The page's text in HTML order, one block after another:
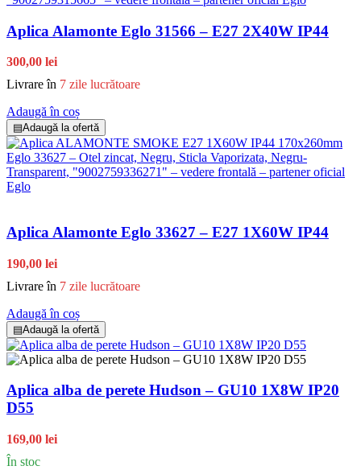
Aplica Alamonte Eglo 31566 – E27 2X40W IP44
300,00 lei
Livrare în 7 zile lucrătoare
Adaugă în coș
▤Adaugă la ofertă
Aplica Alamonte Eglo 33627 – E27 1X60W IP44
190,00 lei
Livrare în 7 zile lucrătoare
Adaugă în coș
▤Adaugă la ofertă
Aplica alba de perete Hudson – GU10 1X8W IP20
D55
169,00 lei
În stoc